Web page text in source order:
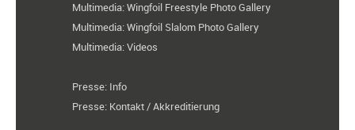
Multimedia: Wingfoil Freestyle Photo Gallery
Multimedia: Wingfoil Slalom Photo Gallery
Multimedia: Videos
Presse: Info
Presse: Kontakt / Akkreditierung